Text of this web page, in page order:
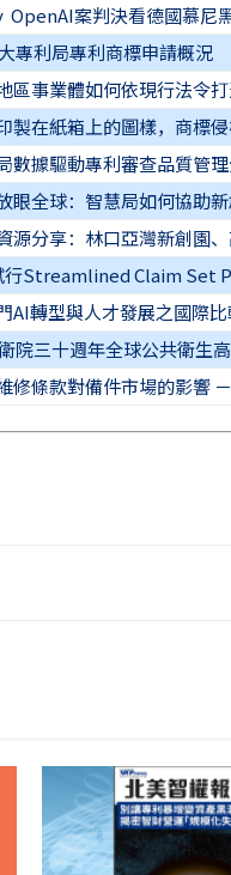
OpenAI案判決看德國慕尼
專利局專利商標申請概況
區事業體如何依現行法令
製在紙箱上的圖樣，商標
數據驅動專利審查品質管
眼全球：智慧局如何協助
源分享：林口亞灣新創園
行Streamlined Claim Set
AI轉型與人才發展之國際
院三十週年全球公共衛
修條款對備件市場的影響